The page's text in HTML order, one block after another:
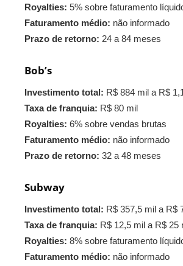
Royalties: 5% sobre faturamento
Faturamento médio: não informado
Prazo de retorno: 24 a 84 meses
Bob’s
Investimento total: R$ 884 mil a R$
Taxa de franquia: R$ 80 mil
Royalties: 6% sobre vendas brutas
Faturamento médio: não informado
Prazo de retorno: 32 a 48 meses
Subway
Investimento total: R$ 357,5 mil a R$
Taxa de franquia: R$ 12,5 mil a R$ 25
Royalties: 8% sobre faturamento
Faturamento médio: não informado